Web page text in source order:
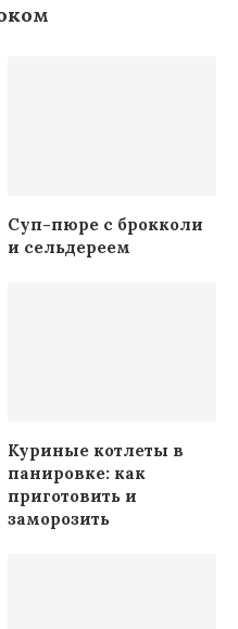
Суп-пюре с брокколи
и сельдереем
Куриные котлеты в
панировке: как
приготовить и
заморозить